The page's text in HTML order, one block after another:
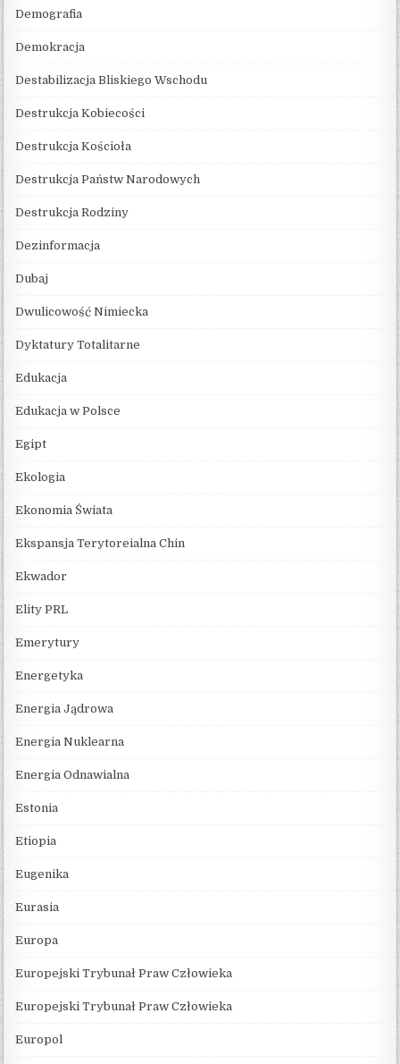
Demografia
Demokracja
Destabilizacja Bliskiego Wschodu
Destrukcja Kobiecości
Destrukcja Kościoła
Destrukcja Państw Narodowych
Destrukcja Rodziny
Dezinformacja
Dubaj
Dwulicowość Nimiecka
Dyktatury Totalitarne
Edukacja
Edukacja w Polsce
Egipt
Ekologia
Ekonomia Świata
Ekspansja Terytoreialna Chin
Ekwador
Elity PRL
Emerytury
Energetyka
Energia Jądrowa
Energia Nuklearna
Energia Odnawialna
Estonia
Etiopia
Eugenika
Eurasia
Europa
Europejski Trybunał Praw Człowieka
Europejski Trybunał Praw Człowieka
Europol